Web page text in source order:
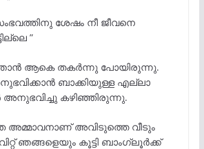
ശേഷം നീ ജീവനെ
”
ആകെ തകർന്നു പോയിരുന്നു.
ബാക്കിയുള്ള എല്ലാ
കഴിഞ്ഞിരുന്നു.
അമ്മാവനാണ് അവിടുത്തെ വീടും
ഞങ്ങളെയും കൂട്ടി ബാംഗ്ലൂർക്ക്